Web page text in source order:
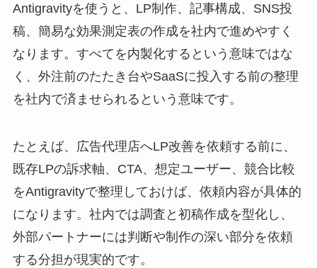
Antigravityを使うと、LP制作、記事構成、SNS投
稿、簡易な効果測定表の作成を社内で進めやすく
なります。すべてを内製化するという意味ではな
く、外注前のたたき台やSaaSに投入する前の整理
を社内で済ませられるという意味です。
たとえば、広告代理店へLP改善を依頼する前に、
既存LPの訴求軸、CTA、想定ユーザー、競合比較
をAntigravityで整理しておけば、依頼内容が具体的
になります。社内では調査と初稿作成を型化し、
外部パートナーには判断や制作の深い部分を依頼
する分担が現実的です。